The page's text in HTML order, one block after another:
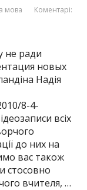
мова
Коментарі:
не ради
новых
Надія
8-4-
всіх
до них на
вас також
стосовно
вчителя, …